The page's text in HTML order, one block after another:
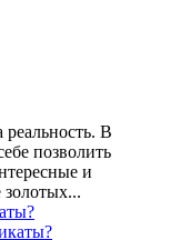
В
позволить
и